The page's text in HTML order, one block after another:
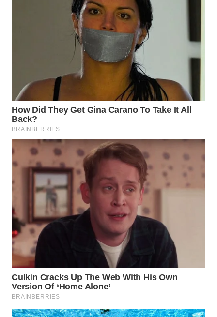
TANI
WAHANA
ADVOKAT
WAHANA
INFRASTRUKTUR
WAHANA
KONSUMEN
WAHANA
LISTRIK
WAHANA
TRAVEL
WAHANA
TV